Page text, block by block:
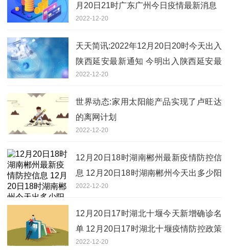
月20日21时广东广州今日疫情最新消息
2022-12-20
天天简讯:2022年12月20日20时今天出入
陕西延安最新通知 今明出入陕西延安最
新政策规定通知
2022-12-20
世界动态:家用太阳能产品实现了卢旺达
的离网计划
2022-12-20
12月20日18时湖南郴州最新疫情防控信
息 12月20日18时湖南郴州今天出多少阳
性
2022-12-20
12月20日17时湖北十堰今天新增确诊名
单 12月20日17时湖北十堰疫情防控政策
最新通知
2022-12-20